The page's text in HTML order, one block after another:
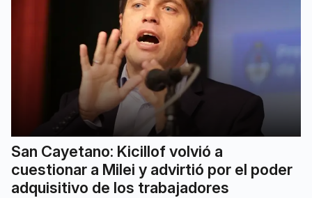
San Cayetano: Kicillof volvió a
cuestionar a Milei y advirtió por el poder
adquisitivo de los trabajadores